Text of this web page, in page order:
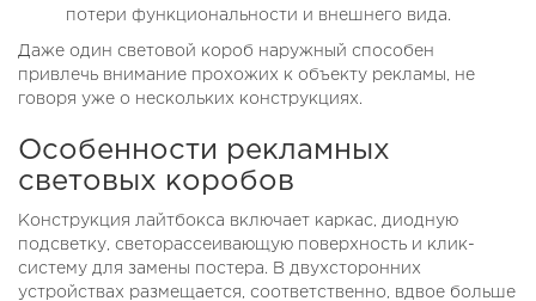
потери функциональности и внешнего вида.
Даже один световой короб наружный способен
привлечь внимание прохожих к объекту рекламы, не
говоря уже о нескольких конструкциях.
Особенности рекламных
световых коробов
Конструкция лайтбокса включает каркас, диодную
подсветку, светорассеивающую поверхность и клик-
систему для замены постера. В двухсторонних
устройствах размещается, соответственно, вдвое больше